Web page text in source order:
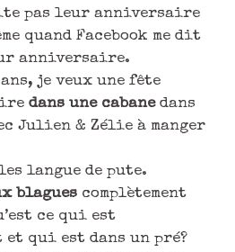
pas leur anniversaire
quand Facebook me dit
anniversaire.
ans, je veux une fête
dans une cabanedans
Julien & Zélie à manger
langue de pute.
blagues complètement
ce qui est
qui est dans un pré?